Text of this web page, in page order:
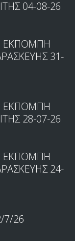
04-08-26
ΕΚΠΟΜΠΗ
31-
ΕΚΠΟΜΠΗ
28-07-26
ΕΚΠΟΜΠΗ
24-
7/26